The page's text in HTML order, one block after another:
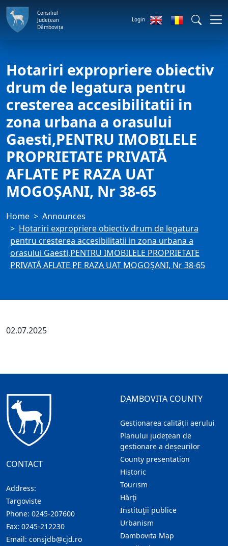
Consiliul
Județean
Dâmbovița
Login
Hotariri expropriere obiectiv
drum de legatura pentru
cresterea accesibilitatii in
zona urbana a orasului
Gaesti,PENTRU IMOBILELE
PROPRIETATE PRIVATĂ
AFLATE PE RAZA UAT
MOGOȘANI, Nr 38-65
Home
Announces
Hotariri expropriere obiectiv drum de legatura
pentru cresterea accesibilitatii in zona urbana a
orasului Gaesti,PENTRU IMOBILELE PROPRIETATE
PRIVATĂ AFLATE PE RAZA UAT MOGOȘANI, Nr 38-65
02.07.2025
CONTACT
Address:
Targoviste
Phone: 0245-207600
Fax: 0245-212230
Email: consjdb@cjd.ro
DAMBOVITA COUNTY
Gestionarea calității aerului
Planului județean de
gestionare a deșeurilor
County presentation
Historic
Tourism
Hărţi
Instituţii publice
Urbanism
Dambovita Map